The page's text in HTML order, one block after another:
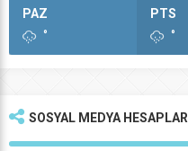
PAZ
°
PTS
°
SOSYAL MEDYA HESAPLARI